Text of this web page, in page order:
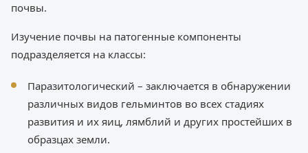
почвы.
Изучение почвы на патогенные компоненты
подразделяется на классы:
Паразитологический – заключается в обнаружении
различных видов гельминтов во всех стадиях
развития и их яиц, лямблий и других простейших в
образцах земли.